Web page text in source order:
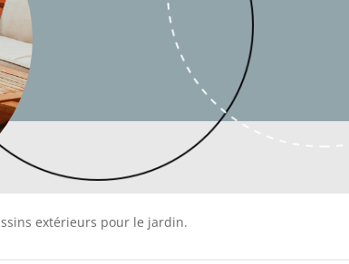
extérieurs pour le jardin.